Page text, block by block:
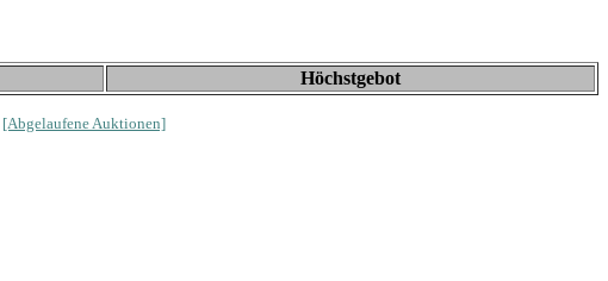
Höchstgebot
[Abgelaufene Auktionen]